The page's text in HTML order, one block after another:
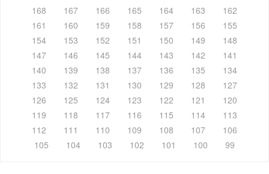
168
167 166 165 164 163
162
161
160 159 158 157 156
155
154
153 152 151 150 149
148
147
146 145 144 143 142
141
140
139 138 137 136 135
134
133
132 131 130 129 128
127
126
125 124 123 122 121
120
119
118 117 116 115 114
113
112
111 110 109 108 107
106
105
104 103 102 101 100 99